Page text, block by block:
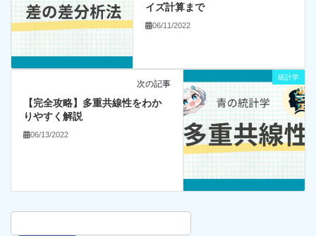
イズ計算まで
06/11/2022
統計学
次の記事
【完全攻略】多重共線性をわか
りやすく解説
06/13/2022